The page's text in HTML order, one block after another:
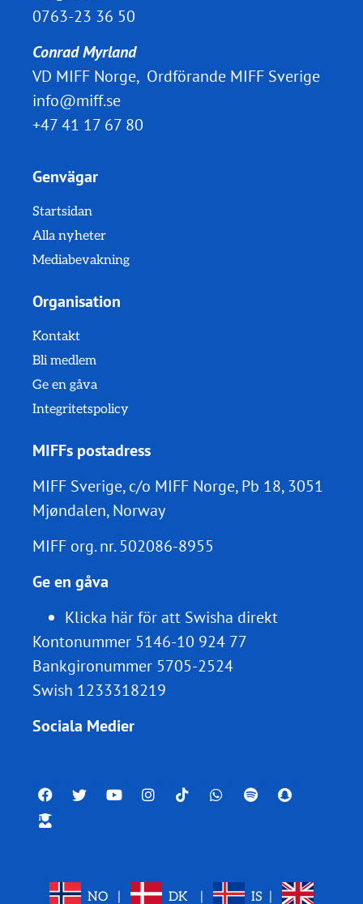
0763-23 36 50
Conrad Myrland
VD MIFF Norge, Ordförande MIFF Sverige
info@miff.se
+47 41 17 67 80
Genvägar
Startsidan
Alla nyheter
Mediabevakning
Organisation
Kontakt
Bli medlem
Ge en gåva
Integritetspolicy
MIFFs postadress
MIFF Sverige, c/o MIFF Norge, Pb 18, 3051
Mjøndalen, Norway
MIFF org. nr.502086-8955
Ge en gåva
Klicka här för att Swisha direkt
Kontonummer 5146-10 924 77
Bankgironummer 5705-2524
Swish 1233318219
Sociala Medier
NO DK IS